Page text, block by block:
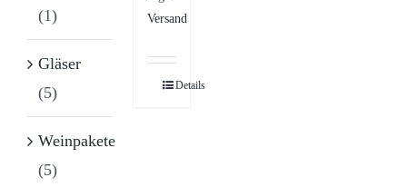
Versand
Details
(1)
Gläser
(5)
Weinpakete
(5)